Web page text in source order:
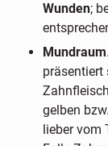
Wunden;
Mundraum
präsentiert
gelben bzw.
lieber